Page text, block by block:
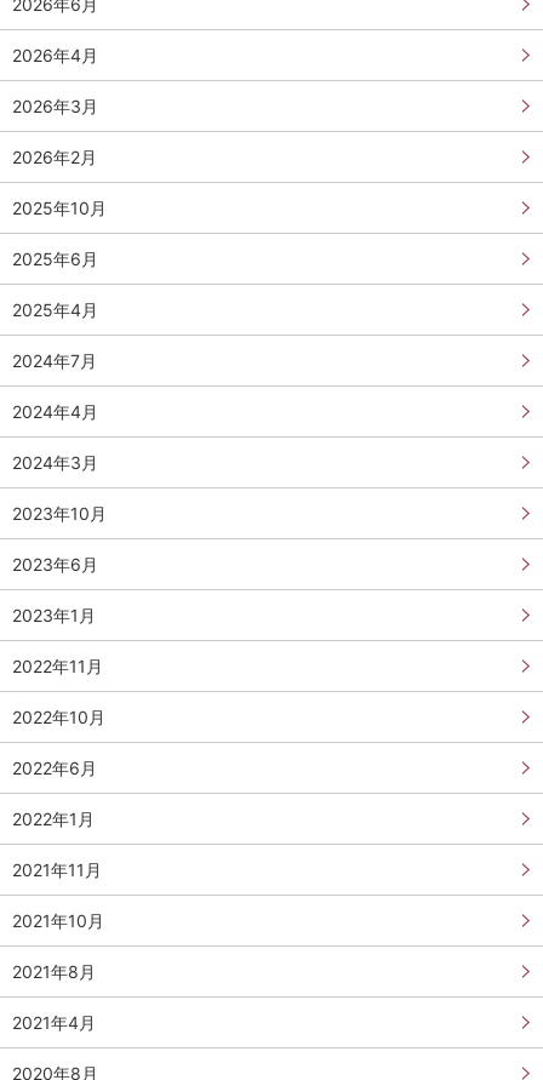
2026年6月
2026年4月
2026年3月
2026年2月
2025年10月
2025年6月
2025年4月
2024年7月
2024年4月
2024年3月
2023年10月
2023年6月
2023年1月
2022年11月
2022年10月
2022年6月
2022年1月
2021年11月
2021年10月
2021年8月
2021年4月
2020年8月